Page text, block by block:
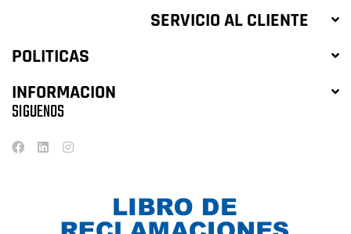
SERVICIO AL CLIENTE
POLITICAS
INFORMACION
SIGUENOS